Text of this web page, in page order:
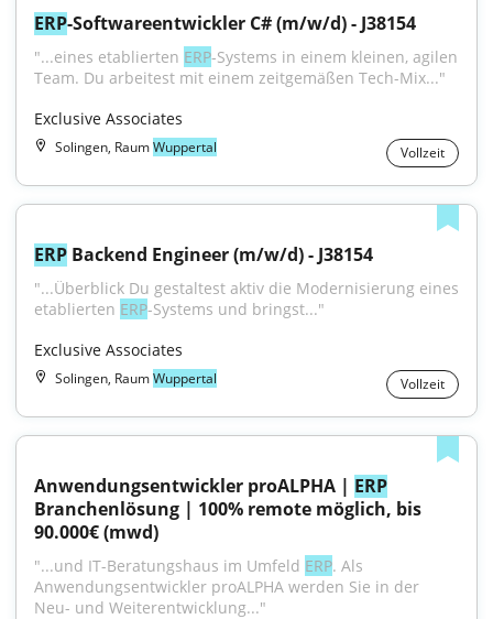
ERP-Softwareentwickler C# (m/w/d) - J38154
"...eines etablierten ERP-Systems in einem kleinen, agilen
Team. Du arbeitest mit einem zeitgemäßen Tech-Mix..."
Exclusive Associates
Solingen, RaumWuppertal Vollzeit
ERP Backend Engineer (m/w/d) - J38154
"...Überblick Du gestaltest aktiv die Modernisierung eines
etablierten ERP-Systems und bringst..."
Exclusive Associates
Solingen, RaumWuppertal Vollzeit
Anwendungsentwickler proALPHA | ERP
Branchenlösung | 100% remote möglich, bis
90.000€ (mwd)
"...und IT-Beratungshaus im Umfeld ERP. Als
Anwendungsentwickler proALPHA werden Sie in der
Neu- und Weiterentwicklung..."